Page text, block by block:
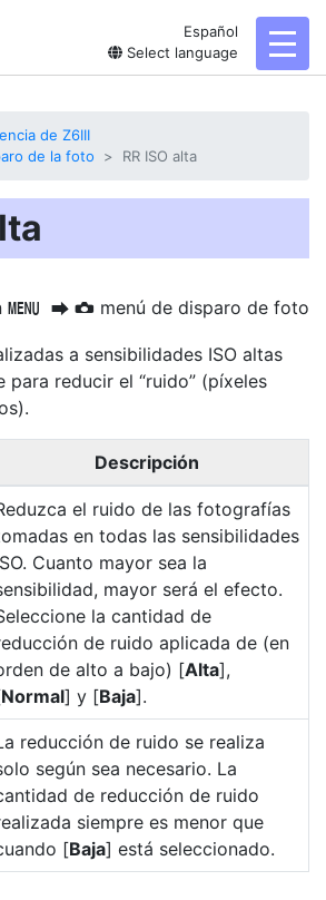
Español
Select language
de Z6III
de la foto
RR ISO alta
G U C menú de disparo de foto
a sensibilidades ISO altas
para reducir el “ruido” (píxeles
Descripción
el ruido de las fotografías
en todas las sensibilidades
Cuanto mayor sea la
mayor será el efecto.
la cantidad de
de ruido aplicada de (en
de alto a bajo) [Alta],
Normal] y [Baja].
reducción de ruido se realiza
según sea necesario. La
de reducción de ruido
siempre es menor que
[Baja] está seleccionado.